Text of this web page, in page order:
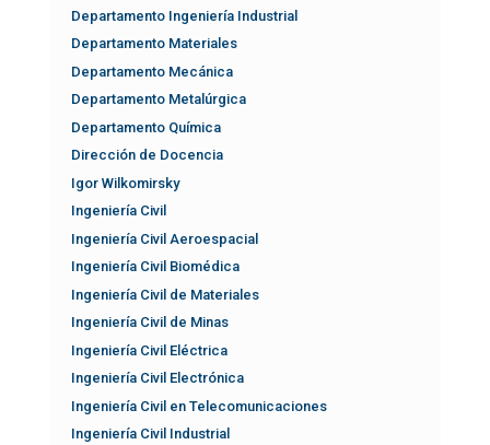
Departamento Ingeniería Industrial
Departamento Materiales
Departamento Mecánica
Departamento Metalúrgica
Departamento Química
Dirección de Docencia
Igor Wilkomirsky
Ingeniería Civil
Ingeniería Civil Aeroespacial
Ingeniería Civil Biomédica
Ingeniería Civil de Materiales
Ingeniería Civil de Minas
Ingeniería Civil Eléctrica
Ingeniería Civil Electrónica
Ingeniería Civil en Telecomunicaciones
Ingeniería Civil Industrial